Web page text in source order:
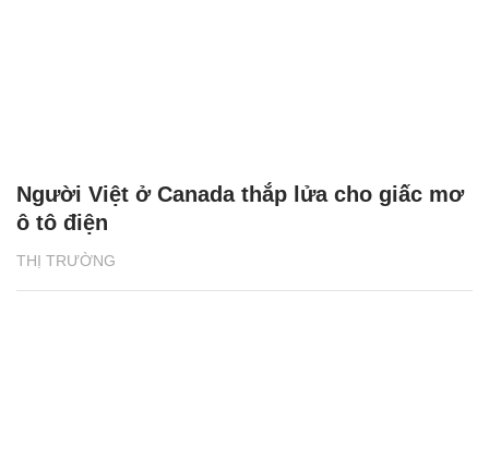
THỊ TRƯỜNG
Người Việt ở Canada thắp lửa cho giấc mơ
ô tô điện